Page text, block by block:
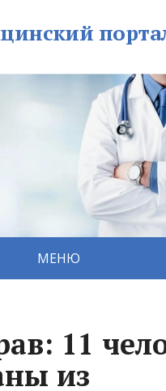
МЕНЮ
11
из